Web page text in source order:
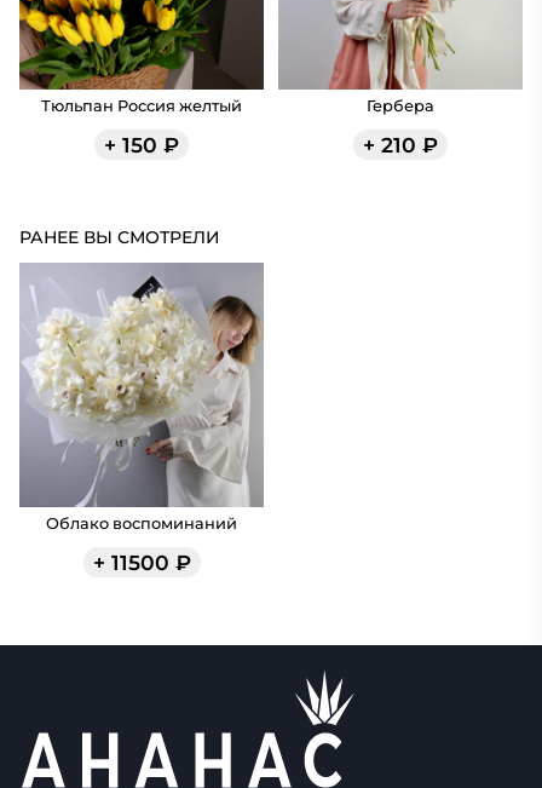
Тюльпан Россия желтый
+ 150 ₽
Гербера
+ 210 ₽
РАНЕЕ ВЫ СМОТРЕЛИ
Облако воспоминаний
+ 11500 ₽